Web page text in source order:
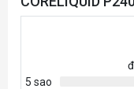
5 sao